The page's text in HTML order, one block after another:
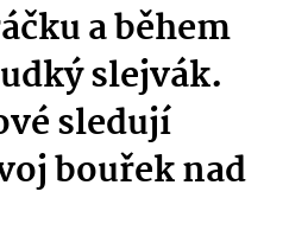
a během
slejvák.
sledují
bouřek nad